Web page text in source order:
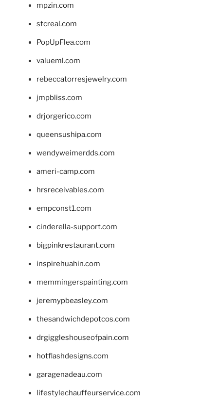
mpzin.com
stcreal.com
PopUpFlea.com
valueml.com
rebeccatorresjewelry.com
jmpbliss.com
drjorgerico.com
queensushipa.com
wendyweimerdds.com
ameri-camp.com
hrsreceivables.com
empconst1.com
cinderella-support.com
bigpinkrestaurant.com
inspirehuahin.com
memmingerspainting.com
jeremypbeasley.com
thesandwichdepotcos.com
drgiggleshouseofpain.com
hotflashdesigns.com
garagenadeau.com
lifestylechauffeurservice.com